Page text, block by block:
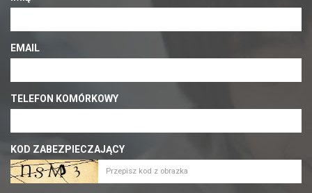
EMAIL
TELEFON KOMÓRKOWY
KOD ZABEZPIECZAJĄCY